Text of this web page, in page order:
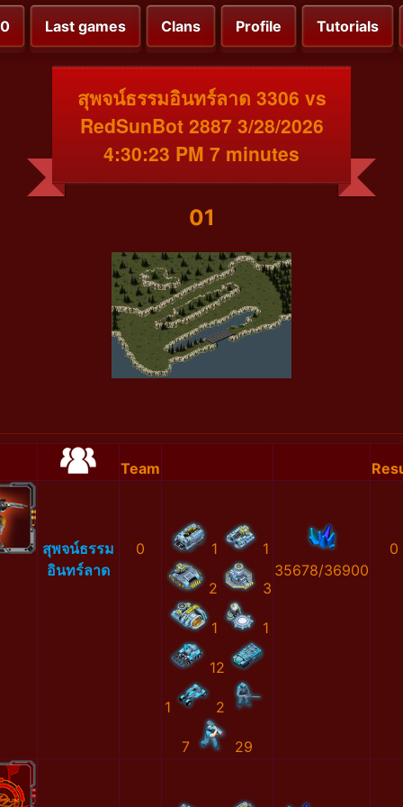
Last games Clans Profile Tutorials
สุพจน์ธรรมอินทร์ลาด 3306 vs
RedSunBot 2887 3/28/2026
4:30:23 PM 7 minutes
01
Team
สุพจน์ธรรม
อินทร์ลาด
0 1 1
2 3
1 1
12
1 2
7 29
35678/36900
0